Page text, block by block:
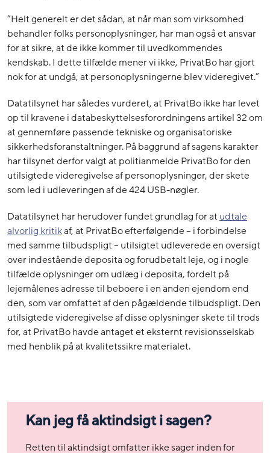
”Helt generelt er det sådan, at når man som virksomhed
behandler folks personoplysninger, har man også et ansvar
for at sikre, at de ikke kommer til uvedkommendes
kendskab. I dette tilfælde mener vi ikke, PrivatBo har gjort
nok for at undgå, at personoplysningerne blev videregivet.”
Datatilsynet har således vurderet, at PrivatBo ikke har levet
op til kravene i databeskyttelsesforordningens artikel 32 om
at gennemføre passende tekniske og organisatoriske
sikkerhedsforanstaltninger. På baggrund af sagens karakter
har tilsynet derfor valgt at politianmelde PrivatBo for den
utilsigtede videregivelse af personoplysninger, der skete
som led i udleveringen af de 424 USB-nøgler.
Datatilsynet har herudover fundet grundlag for at udtale
alvorlig kritikaf, at PrivatBo efterfølgende – i forbindelse
med samme tilbudspligt – utilsigtet udleverede en oversigt
over indestående deposita og forudbetalt leje, og i nogle
tilfælde oplysninger om udlæg i deposita, fordelt på
lejemålenes adresse til beboere i en anden ejendom end
den, som var omfattet af den pågældende tilbudspligt. Den
utilsigtede videregivelse af disse oplysninger skete til trods
for, at PrivatBo havde antaget et eksternt revisionsselskab
med henblik på at kvalitetssikre materialet.
Kan jeg få aktindsigt i sagen?
Retten til aktindsigt omfatter ikke sager inden for